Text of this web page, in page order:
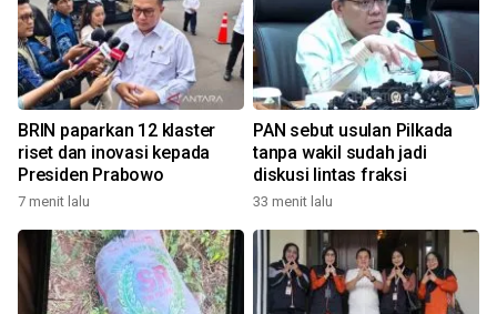
BRIN paparkan 12 klaster
riset dan inovasi kepada
Presiden Prabowo
7 menit lalu
PAN sebut usulan Pilkada
tanpa wakil sudah jadi
diskusi lintas fraksi
33 menit lalu